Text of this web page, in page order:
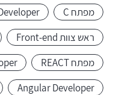
מפתח C
ראש צוות Front-end
מפתח REACT
Angular Developer